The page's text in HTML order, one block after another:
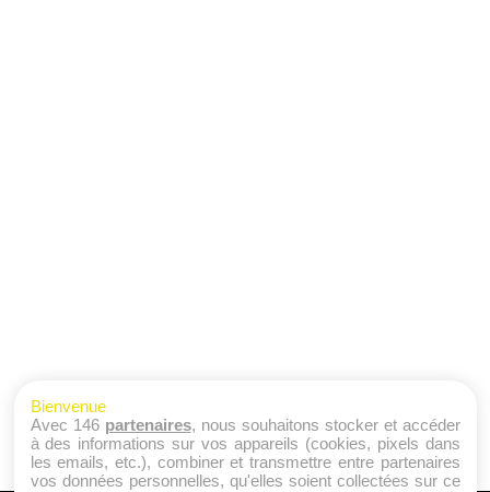
Bienvenue
Avec 146 partenaires, nous souhaitons stocker et accéder
à des informations sur vos appareils (cookies, pixels dans
les emails, etc.), combiner et transmettre entre partenaires
vos données personnelles, qu'elles soient collectées sur ce